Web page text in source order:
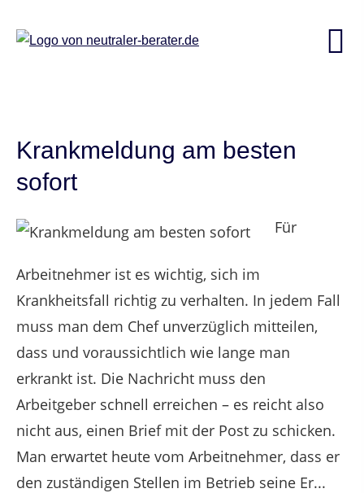
Krankmeldung am besten
sofort
Für
Arbeitnehmer ist es wichtig, sich im
Krankheitsfall richtig zu verhalten. In jedem Fall
muss man dem Chef unverzüglich mitteilen,
dass und voraussichtlich wie lange man
erkrankt ist. Die Nachricht muss den
Arbeitgeber schnell erreichen – es reicht also
nicht aus, einen Brief mit der Post zu schicken.
Man erwartet heute vom Arbeitnehmer, dass er
den zuständigen Stellen im Betrieb seine Er...